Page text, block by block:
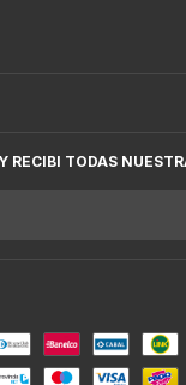
RECIBI TODAS